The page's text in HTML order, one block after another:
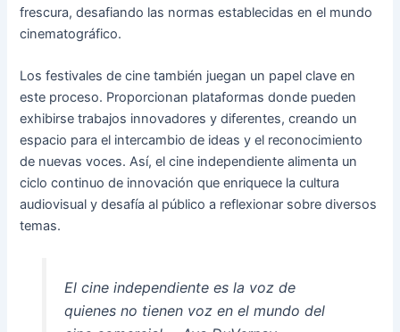
frescura, desafiando las normas establecidas en el mundo
cinematográfico.
Los festivales de cine también juegan un papel clave en
este proceso. Proporcionan plataformas donde pueden
exhibirse trabajos innovadores y diferentes, creando un
espacio para el intercambio de ideas y el reconocimiento
de nuevas voces. Así, el cine independiente alimenta un
ciclo continuo de innovación que enriquece la cultura
audiovisual y desafía al público a reflexionar sobre diversos
temas.
El cine independiente es la voz de
quienes no tienen voz en el mundo del